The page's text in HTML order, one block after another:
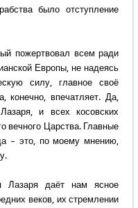
было отступление
пожертвовал всем ради
Европы, не надеясь
силу, главное своё
конечно, впечатляет. Да,
и всех косовских
вечного Царства. Главные
– это, по моему мнению,
Лазаря даёт нам ясное
веков, их стремлении